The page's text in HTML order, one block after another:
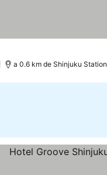
a 0.6 km de Shinjuku Station